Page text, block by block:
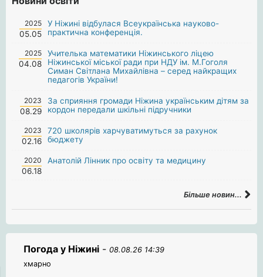
2025
05.05
У Ніжині відбулася Всеукраїнська науково-
практична конференція.
2025
04.08
Учителька математики Ніжинського ліцею
Ніжинської міської ради при НДУ ім. М.Гоголя
Симан Світлана Михайлівна – серед найкращих
педагогів України!
2023
08.29
За сприяння громади Ніжина українським дітям за
кордон передали шкільні підручники
2023
02.16
720 школярів харчуватимуться за рахунок
бюджету
2020
06.18
Анатолій Лінник про освіту та медицину
Більше новин...
Погода у Ніжині - 08.08.26 14:39
хмарно